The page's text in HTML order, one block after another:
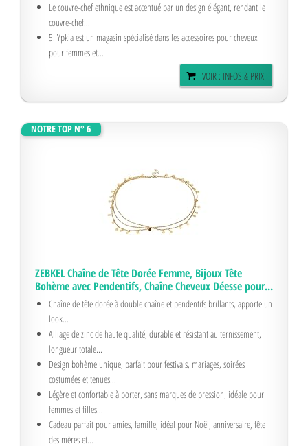
Le couvre-chef ethnique est accentué par un design élégant, rendant le
couvre-chef...
5. Ypkia est un magasin spécialisé dans les accessoires pour cheveux
pour femmes et...
VOIR : INFOS & PRIX
NOTRE TOP N° 6
ZEBKEL Chaîne de Tête Dorée Femme, Bijoux Tête
Bohème avec Pendentifs, Chaîne Cheveux Déesse pour...
Chaîne de tête dorée à double chaîne et pendentifs brillants, apporte un
look...
Alliage de zinc de haute qualité, durable et résistant au ternissement,
longueur totale...
Design bohème unique, parfait pour festivals, mariages, soirées
costumées et tenues...
Légère et confortable à porter, sans marques de pression, idéale pour
femmes et filles...
Cadeau parfait pour amies, famille, idéal pour Noël, anniversaire, fête
des mères et...